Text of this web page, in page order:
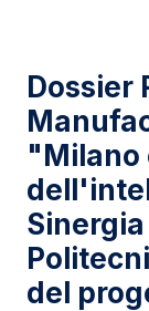
Dossier
"Milano
del